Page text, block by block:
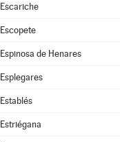
Escariche
Escopete
Espinosa de Henares
Esplegares
Establés
Estriégana